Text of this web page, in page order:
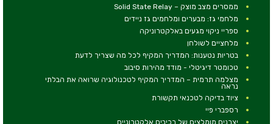
ממסרים מצב מוצק – Solid State Relay
מלחמי גז: מבערים ומלחמים גז ניידים
ספריי ניקוי מגעים באלקטרוניקה
מלחציים לשולחן
בטריות נטענות: המדריך המקיף לכל מה שצריך לדעת
טכומטר דיגיטלי - מודד מהירות סיבוב
מצלמה תרמית – המדריך המקיף לטכנולוגיה שרואה את הבלתי
נראה
ציוד בדיקה לטכנאי תקשורת
רספברי פיי
יצרנים מומלצים של רכיבים אלקטרוניים